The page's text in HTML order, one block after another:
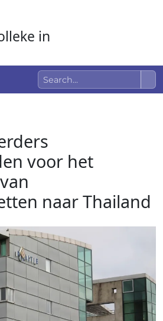
in
voor het
naar Thailand